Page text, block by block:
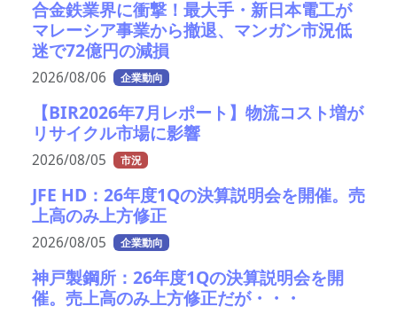
合金鉄業界に衝撃！最大手・新日本電工が
マレーシア事業から撤退、マンガン市況低
迷で72億円の減損
2026/08/06 企業動向
【BIR2026年7月レポート】物流コスト増が
リサイクル市場に影響
2026/08/05 市況
JFE HD：26年度1Qの決算説明会を開催。売
上高のみ上方修正
2026/08/05 企業動向
神戸製鋼所：26年度1Qの決算説明会を開
催。売上高のみ上方修正だが・・・